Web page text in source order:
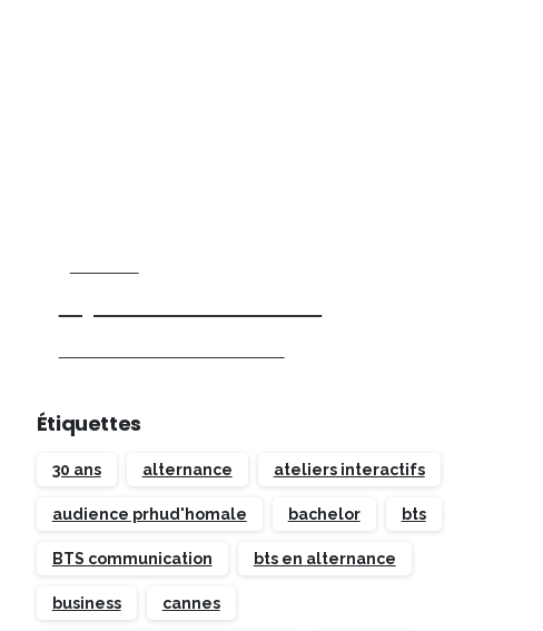
Étiquettes
30 ans alternance ateliers interactifs
audience prhud'homale bachelor bts
BTS communication bts en alternance
business cannes